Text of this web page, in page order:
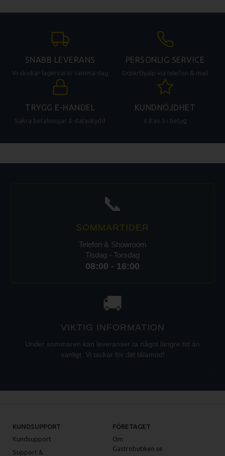
SNABB LEVERANS
Vi skickar lagervaror samma dag
PERSONLIG SERVICE
Experthjälp via telefon & mail
TRYGG E-HANDEL
Säkra betalningar & dataskydd
KUNDNÖJDHET
4.8 av 5 i betyg
📞
SOMMARTIDER
Telefon & Showroom
Tisdag - Torsdag
08:00 - 16:00
🚚
VIKTIG INFORMATION
Under sommaren kan leveranser ta något längre tid än
vanligt. Vi tackar för ditt tålamod!
KUNDSUPPORT
Kundsupport
Support &
FÖRETAGET
Om
Gastrobutiken.se